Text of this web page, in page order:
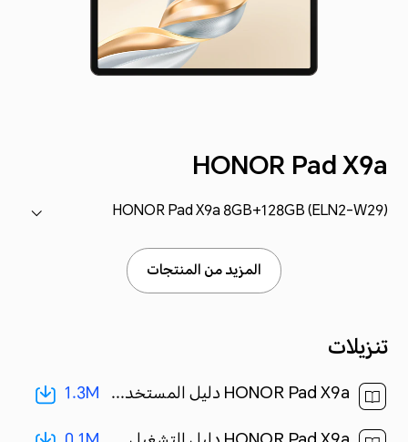
HONOR Pad X9a
HONOR Pad X9a 8GB+128GB (ELN2-W29)
المزيد من المنتجات
تنزيلات
HONOR Pad X9a دليل المستخدم-(MagicOS 9.0_01,ar-eg)[ 1.3M ] 1.3M